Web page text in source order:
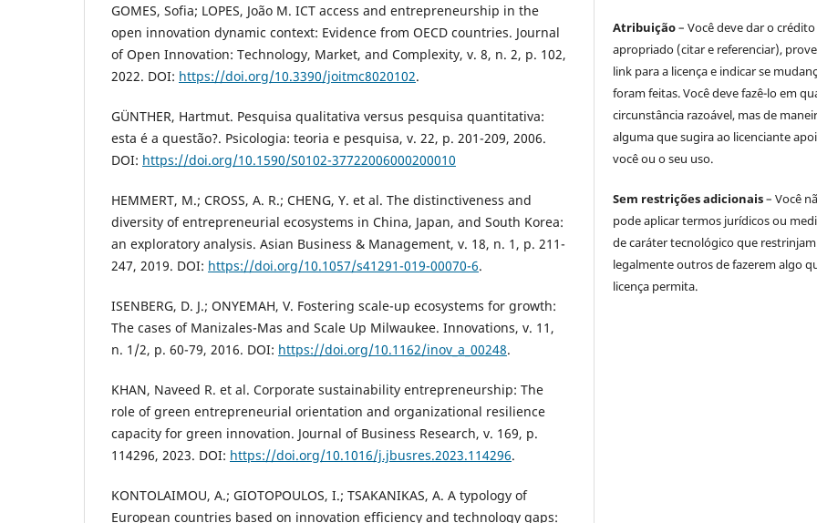
GOMES, Sofia; LOPES, João M. ICT access and entrepreneurship in the
open innovation dynamic context: Evidence from OECD countries. Journal
of Open Innovation: Technology, Market, and Complexity, v. 8, n. 2, p. 102,
2022. DOI: https://doi.org/10.3390/joitmc8020102.
GÜNTHER, Hartmut. Pesquisa qualitativa versus pesquisa quantitativa:
esta é a questão?. Psicologia: teoria e pesquisa, v. 22, p. 201-209, 2006.
DOI: https://doi.org/10.1590/S0102-37722006000200010
HEMMERT, M.; CROSS, A. R.; CHENG, Y. et al. The distinctiveness and
diversity of entrepreneurial ecosystems in China, Japan, and South Korea:
an exploratory analysis. Asian Business & Management, v. 18, n. 1, p. 211-
247, 2019. DOI: https://doi.org/10.1057/s41291-019-00070-6.
ISENBERG, D. J.; ONYEMAH, V. Fostering scale-up ecosystems for growth:
The cases of Manizales-Mas and Scale Up Milwaukee. Innovations, v. 11,
n. 1/2, p. 60-79, 2016. DOI: https://doi.org/10.1162/inov_a_00248.
KHAN, Naveed R. et al. Corporate sustainability entrepreneurship: The
role of green entrepreneurial orientation and organizational resilience
capacity for green innovation. Journal of Business Research, v. 169, p.
114296, 2023. DOI: https://doi.org/10.1016/j.jbusres.2023.114296.
KONTOLAIMOU, A.; GIOTOPOULOS, I.; TSAKANIKAS, A. A typology of
European countries based on innovation efficiency and technology gaps:
Atribuição– Você deve dar o crédito
apropriado (citar e referenciar),
link para a licença e indicar se
foram feitas. Você deve fazê-lo em
circunstância razoável, mas de
alguma que sugira ao licenciante
você ou o seu uso.
Sem restrições adicionais– Você
pode aplicar termos jurídicos ou
de caráter tecnológico que restrinjam
legalmente outros de fazerem algo
licença permita.